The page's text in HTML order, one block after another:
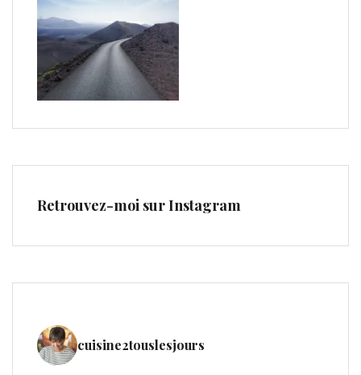
Retrouvez-moi sur Instagram
cuisine2touslesjours